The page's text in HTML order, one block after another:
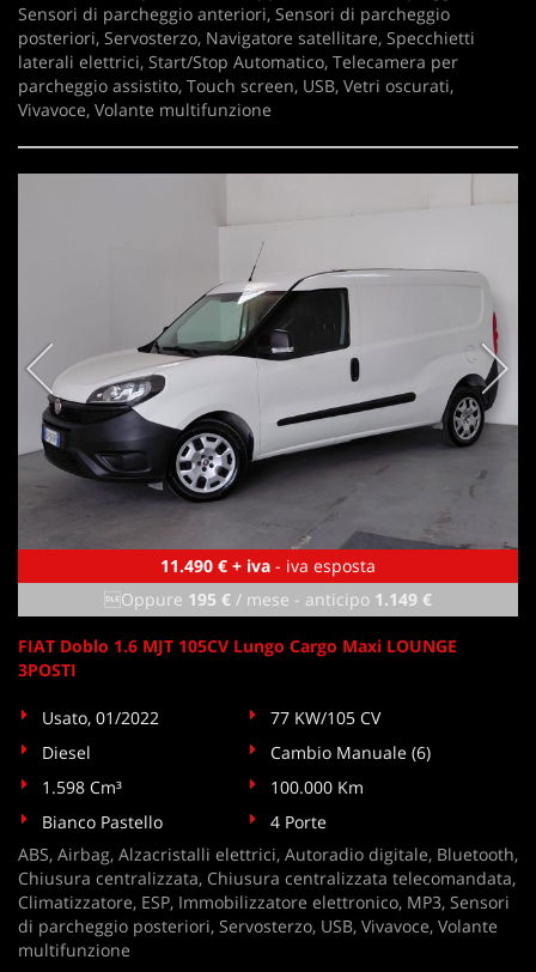
Sensori di parcheggio anteriori, Sensori di parcheggio
posteriori, Servosterzo, Navigatore satellitare, Specchietti
laterali elettrici, Start/Stop Automatico, Telecamera per
parcheggio assistito, Touch screen, USB, Vetri oscurati,
Vivavoce, Volante multifunzione
11.490 € + iva - iva esposta
Oppure 195 € / mese - anticipo 1.149 €
FIAT Doblo 1.6 MJT 105CV Lungo Cargo Maxi LOUNGE
3POSTI
Usato, 01/2022
77 KW/105 CV
Diesel
Cambio Manuale (6)
1.598 Cm³
100.000 Km
Bianco Pastello
4 Porte
ABS, Airbag, Alzacristalli elettrici, Autoradio digitale, Bluetooth,
Chiusura centralizzata, Chiusura centralizzata telecomandata,
Climatizzatore, ESP, Immobilizzatore elettronico, MP3, Sensori
di parcheggio posteriori, Servosterzo, USB, Vivavoce, Volante
multifunzione